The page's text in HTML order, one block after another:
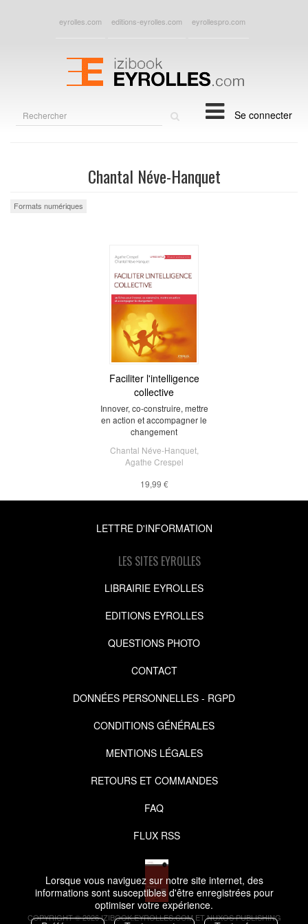
Lorsque vous naviguez sur notre site internet, des
informations sont susceptibles d'être enregistrées pour
optimiser votre expérience.
eyrolles.com editions-eyrolles.com eyrollespro.com
Se connecter
Chantal Néve-Hanquet
Formats numériques
Faciliter l'intelligence
collective
Innover, co-construire, mettre
en action et accompagner le
changement
Chantal Néve-Hanquet,
Agathe Crespel
19,99 €
LETTRE D'INFORMATION
LES SITES EYROLLES
LIBRAIRIE EYROLLES
EDITIONS EYROLLES
QUESTIONS PHOTO
CONTACT
DONNÉES PERSONNELLES - RGPD
CONDITIONS GÉNÉRALES
MENTIONS LÉGALES
RETOURS ET COMMANDES
FAQ
FLUX RSS
COPYRIGHT © 2026 IZIBOOK.EYROLLES.COM ET NUXOS PUBLISHING